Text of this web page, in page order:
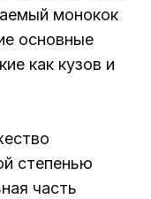
монокок
основные
как кузов и
степенью
часть